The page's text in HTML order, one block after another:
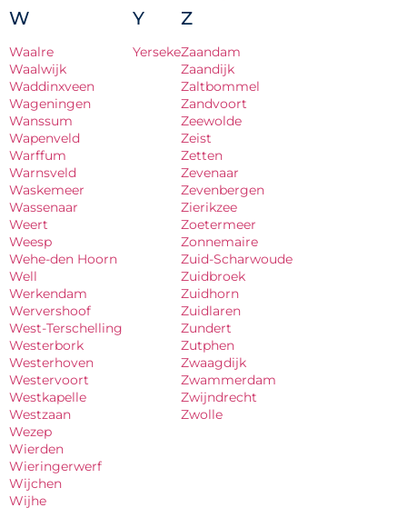
W
Waalre
Waalwijk
Waddinxveen
Wageningen
Wanssum
Wapenveld
Warffum
Warnsveld
Waskemeer
Wassenaar
Weert
Weesp
Wehe-den Hoorn
Well
Werkendam
Wervershoof
West-Terschelling
Westerbork
Westerhoven
Westervoort
Westkapelle
Westzaan
Wezep
Wierden
Wieringerwerf
Wijchen
Wijhe
Y
Yerseke
Z
Zaandam
Zaandijk
Zaltbommel
Zandvoort
Zeewolde
Zeist
Zetten
Zevenaar
Zevenbergen
Zierikzee
Zoetermeer
Zonnemaire
Zuid-Scharwoude
Zuidbroek
Zuidhorn
Zuidlaren
Zundert
Zutphen
Zwaagdijk
Zwammerdam
Zwijndrecht
Zwolle